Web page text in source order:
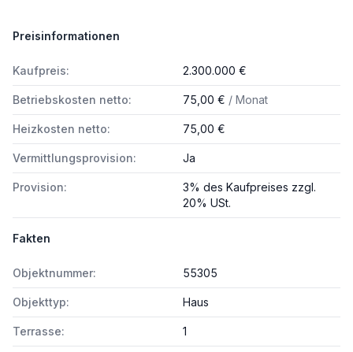
Preisinformationen
Kaufpreis: 2.300.000 €
Betriebskosten netto: 75,00 € / Monat
Heizkosten netto: 75,00 €
Vermittlungsprovision: Ja
Provision:
3% des Kaufpreises zzgl.
20% USt.
Fakten
Objektnummer: 55305
Objekttyp: Haus
Terrasse: 1